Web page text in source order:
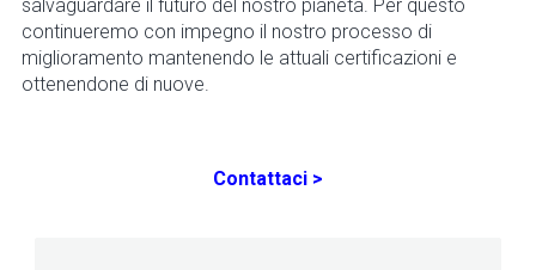
salvaguardare il futuro del nostro pianeta. Per questo
continueremo con impegno il nostro processo di
miglioramento mantenendo le attuali certificazioni e
ottenendone di nuove.
Contattaci >